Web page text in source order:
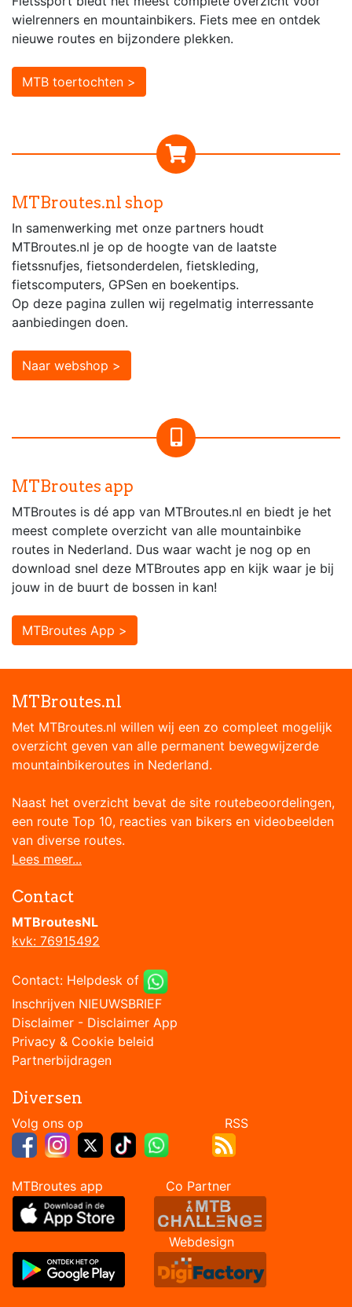
wielrenners en mountainbikers. Fiets mee en ontdek
nieuwe routes en bijzondere plekken.
MTB toertochten >
MTBroutes.nl shop
In samenwerking met onze partners houdt
MTBroutes.nl je op de hoogte van de laatste
fietssnufjes, fietsonderdelen, fietskleding,
fietscomputers, GPSen en boekentips.
Op deze pagina zullen wij regelmatig interressante
aanbiedingen doen.
Naar webshop >
MTBroutes app
MTBroutes is dé app van MTBroutes.nl en biedt je het
meest complete overzicht van alle mountainbike
routes in Nederland. Dus waar wacht je nog op en
download snel deze MTBroutes app en kijk waar je bij
jouw in de buurt de bossen in kan!
MTBroutes App >
MTBroutes.nl
Met MTBroutes.nl willen wij een zo compleet mogelijk
overzicht geven van alle permanent bewegwijzerde
mountainbikeroutes in Nederland.
Naast het overzicht bevat de site routebeoordelingen,
een route Top 10, reacties van bikers en videobeelden
van diverse routes.
Lees meer...
Contact
MTBroutesNL
kvk: 76915492
Contact: Helpdesk of
Inschrijven NIEUWSBRIEF
Disclaimer - Disclaimer App
Privacy & Cookie beleid
Partnerbijdragen
Diversen
Volg ons op RSS
MTBroutes app Co Partner
Webdesign